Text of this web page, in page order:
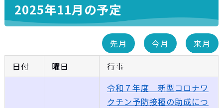
2025年11月の予定
先月 今月
来月
日付
曜日 行事
令和７年度 新型コロナワ
クチン予防接種の助成につ